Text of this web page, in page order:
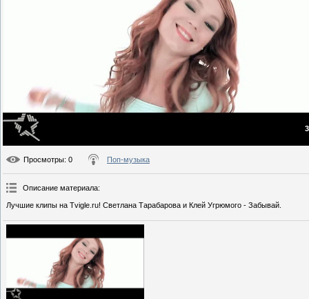
Просмотры: 0 Поп-музыка
Описание материала:
Лучшие клипы на Tvigle.ru! Светлана Тарабарова и Клей Угрюмого - Забывай.